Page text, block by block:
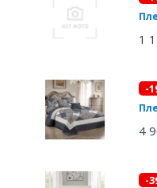
1
-
4
-